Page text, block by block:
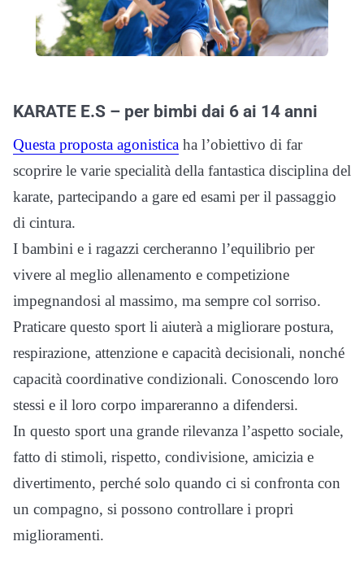
KARATE E.S – per bimbi dai 6 ai 14 anni
Questa proposta agonistica ha l’obiettivo di far
scoprire le varie specialità della fantastica disciplina del
karate, partecipando a gare ed esami per il passaggio
di cintura.
I bambini e i ragazzi cercheranno l’equilibrio per
vivere al meglio allenamento e competizione
impegnandosi al massimo, ma sempre col sorriso.
Praticare questo sport li aiuterà a migliorare postura,
respirazione, attenzione e capacità decisionali, nonché
capacità coordinative condizionali. Conoscendo loro
stessi e il loro corpo impareranno a difendersi.
In questo sport una grande rilevanza l’aspetto sociale,
fatto di stimoli, rispetto, condivisione, amicizia e
divertimento, perché solo quando ci si confronta con
un compagno, si possono controllare i propri
miglioramenti.